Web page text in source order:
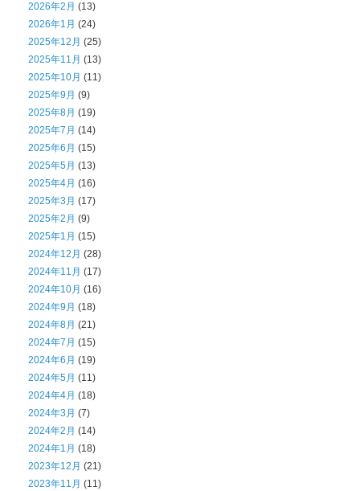
2026年2月 (13)
2026年1月 (24)
2025年12月 (25)
2025年11月 (13)
2025年10月 (11)
2025年9月 (9)
2025年8月 (19)
2025年7月 (14)
2025年6月 (15)
2025年5月 (13)
2025年4月 (16)
2025年3月 (17)
2025年2月 (9)
2025年1月 (15)
2024年12月 (28)
2024年11月 (17)
2024年10月 (16)
2024年9月 (18)
2024年8月 (21)
2024年7月 (15)
2024年6月 (19)
2024年5月 (11)
2024年4月 (18)
2024年3月 (7)
2024年2月 (14)
2024年1月 (18)
2023年12月 (21)
2023年11月 (11)